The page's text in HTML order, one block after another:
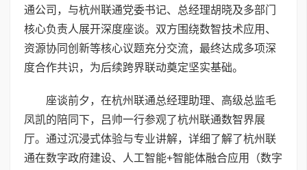
通公司，与杭州联通党委书记、总经理胡晓及多部门
核心负责人展开深度座谈。双方围绕数智技术应用、
资源协同创新等核心议题充分交流，最终达成多项深
度合作共识，为后续跨界联动奠定坚实基础。
座谈前夕，在杭州联通总经理助理、高级总监毛
凤凯的陪同下，吕帅一行参观了杭州联通数智界展
厅。通过沉浸式体验与专业讲解，详细了解了杭州联
通在数字政府建设、人工智能+智能体融合应用（数字